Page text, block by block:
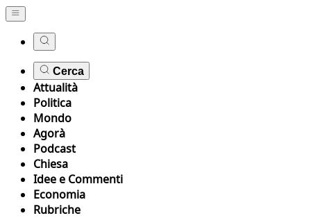
Cerca
Attualità
Politica
Mondo
Agorà
Podcast
Chiesa
Idee e Commenti
Economia
Rubriche